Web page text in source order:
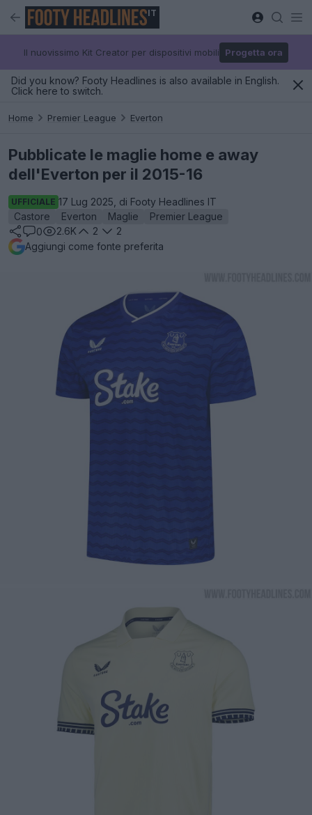
IT
Il nuovissimo Kit Creator per dispositivi mobili Progetta ora
Did you know? Footy Headlines is also available in English.
Click here to switch.
Home Premier League Everton
Pubblicate le maglie home e away
dell'Everton per il 2015-16
UFFICIALE 17 Lug 2025, di Footy Headlines IT
Castore
Everton Maglie
Premier League
0
2.6K 2
2
Aggiungi come fonte preferita